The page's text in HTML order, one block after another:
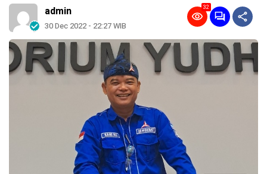
admin
30 Dec 2022 - 22:27 WIB
32